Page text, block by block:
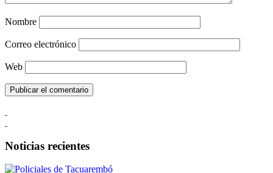
Nombre
Correo electrónico
Web
Noticias recientes